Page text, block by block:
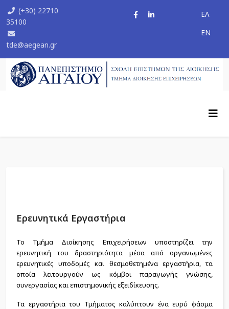
(+30) 22710
35100
tde@aegean.gr
ΕΛ
ΕΝ
Ερευνητικά Εργαστήρια
Το Τμήμα Διοίκησης Επιχειρήσεων υποστηρίζει την
ερευνητική του δραστηριότητα μέσα από οργανωμένες
ερευνητικές υποδομές και θεσμοθετημένα εργαστήρια, τα
οποία λειτουργούν ως κόμβοι παραγωγής γνώσης,
συνεργασίας και επιστημονικής εξειδίκευσης.
Τα εργαστήρια του Τμήματος καλύπτουν ένα ευρύ φάσμα